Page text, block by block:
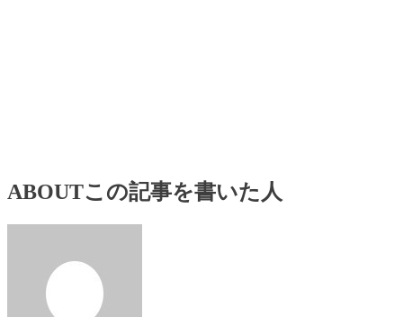
ABOUTこの記事を書いた人